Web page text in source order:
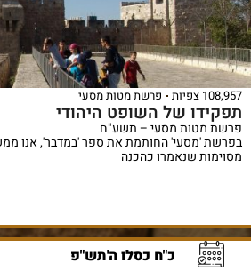
108,957 צפיות פרשת מטות מסעי
תפקידו של השופט היהודי
פרשת מטות מסעי – תשע"ח
בפרשת 'מסעי' החותמת את ספר 'במדבר', אנו
מסוימות שנאמרו כהכנה
כ"ח כסלו ה'תש"פ